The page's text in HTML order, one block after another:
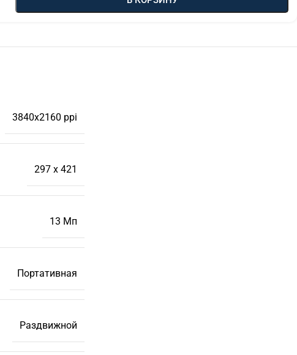
3840х2160 ppi
297 x 421
13 Мп
Портативная
Раздвижной